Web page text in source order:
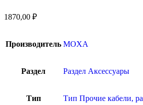
1870,00 ₽
Производитель MOXA
Раздел Раздел Аксессуары
Тип Тип Прочие кабели,